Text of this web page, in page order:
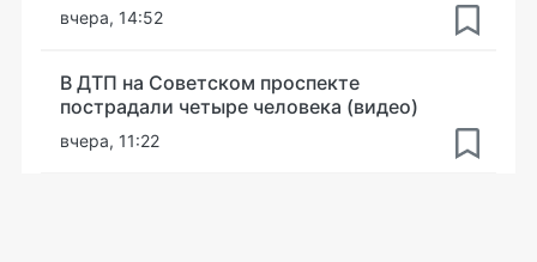
вчера, 14:52
В ДТП на Советском проспекте
пострадали четыре человека (видео)
вчера, 11:22